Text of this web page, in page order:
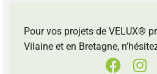
Pour vos projets de VELUX®
Vilaine et en Bretagne,